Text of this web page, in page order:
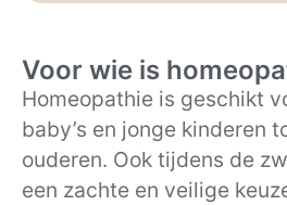
Voor wie is
Homeopathie is geschikt
baby’s en jonge kinderen
ouderen. Ook tijdens de
een zachte en veilige